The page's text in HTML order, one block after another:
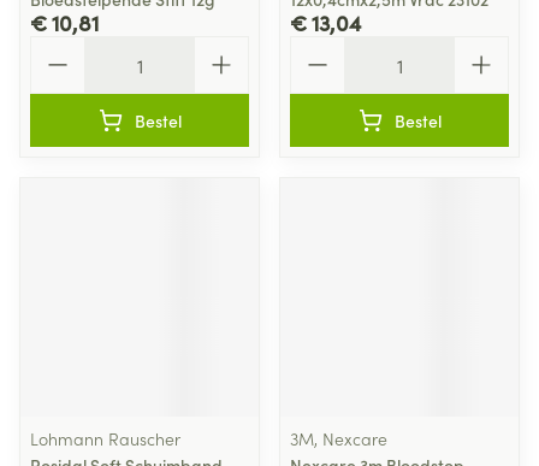
€ 10,81
Bestel
€ 13,04
Bestel
Lohmann Rauscher
3M, Nexcare